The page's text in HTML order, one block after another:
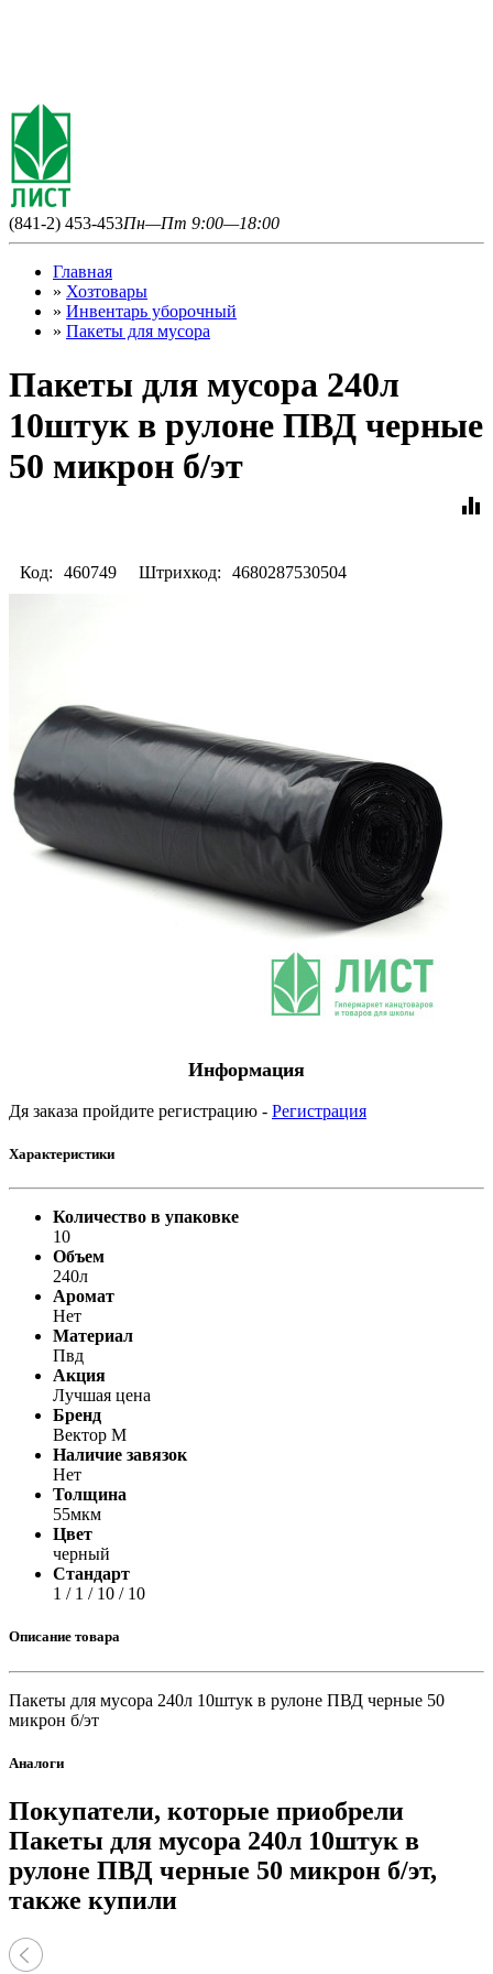
(841-2) 453-453Пн—Пт 9:00—18:00
Главная
» Хозтовары
» Инвентарь уборочный
» Пакеты для мусора
Пакеты для мусора 240л
10штук в рулоне ПВД черные
50 микрон б/эт
equalizer
Код: 460749 Штрихкод: 4680287530504
Информация
Дя заказа пройдите регистрацию - Регистрация
Характеристики
Количество в упаковке
10
Объем
240л
Аромат
Нет
Материал
Пвд
Акция
Лучшая цена
Бренд
Вектор М
Наличие завязок
Нет
Толщина
55мкм
Цвет
черный
Стандарт
1 / 1 / 10 / 10
Описание товара
Пакеты для мусора 240л 10штук в рулоне ПВД черные 50
микрон б/эт
Аналоги
Покупатели, которые приобрели
Пакеты для мусора 240л 10штук в
рулоне ПВД черные 50 микрон б/эт,
также купили